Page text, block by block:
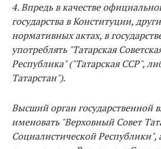
4. Впредь в качестве
государства в Конституции,
нормативных актах, в
употреблять "Татарская
Республика" ("Татарская ССР",
Татарстан").
Высший орган государственной
именовать "Верховный Совет
Социалистической